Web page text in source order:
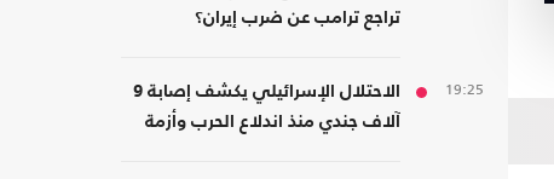
تراجع ترامب عن ضرب إيران؟
19:25
الاحتلال الإسرائيلي يكشف إصابة 9
آلاف جندي منذ اندلاع الحرب وأزمة